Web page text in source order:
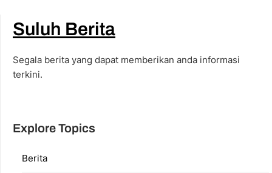
Suluh Berita
Segala berita yang dapat memberikan anda informasi
terkini.
Explore Topics
Berita